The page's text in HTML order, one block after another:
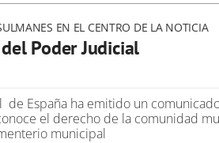
EN EL CENTRO DE LA NOTICIA
Poder Judicial
de España ha emitido un
el derecho de la comunidad
municipal